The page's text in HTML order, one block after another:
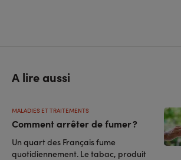
A lire aussi
Comment arrêter de fumer ?
MALADIES ET TRAITEMENTS
Un quart des Français fume
quotidiennement. Le tabac, produit